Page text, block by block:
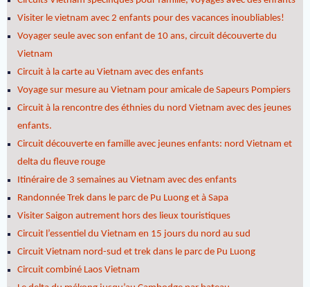
Visiter le vietnam avec 2 enfants pour des vacances inoubliables!
Voyager seule avec son enfant de 10 ans, circuit découverte du
Vietnam
Circuit à la carte au Vietnam avec des enfants
Voyage sur mesure au Vietnam pour amicale de Sapeurs Pompiers
Circuit à la rencontre des éthnies du nord Vietnam avec des jeunes
enfants.
Circuit découverte en famille avec jeunes enfants: nord Vietnam et
delta du fleuve rouge
Itinéraire de 3 semaines au Vietnam avec des enfants
Randonnée Trek dans le parc de Pu Luong et à Sapa
Visiter Saigon autrement hors des lieux touristiques
Circuit l’essentiel du Vietnam en 15 jours du nord au sud
Circuit Vietnam nord-sud et trek dans le parc de Pu Luong
Circuit combiné Laos Vietnam